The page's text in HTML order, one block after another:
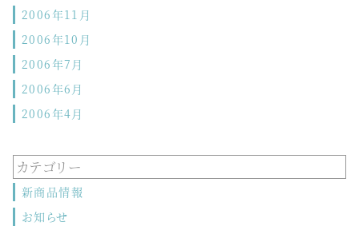
2006年11月
2006年10月
2006年7月
2006年6月
2006年4月
カテゴリー
新商品情報
お知らせ